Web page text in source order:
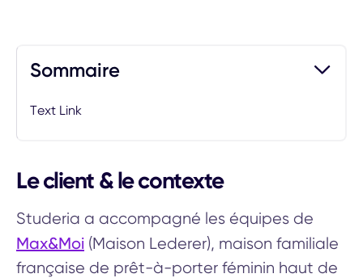
Le client & le contexte
Studeria a accompagné les équipes de
Max&Moi (Maison Lederer), maison familiale
française de prêt-à-porter féminin haut de
Sommaire
Text Link